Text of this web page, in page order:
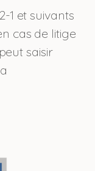
1 et suivants
cas de litige
saisir